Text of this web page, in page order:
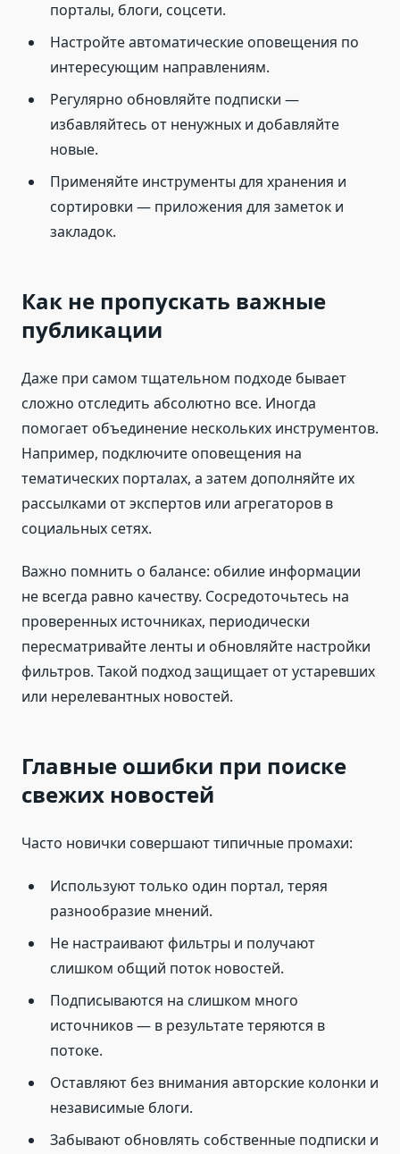
порталы, блоги, соцсети.
Настройте автоматические оповещения по
интересующим направлениям.
Регулярно обновляйте подписки —
избавляйтесь от ненужных и добавляйте
новые.
Применяйте инструменты для хранения и
сортировки — приложения для заметок и
закладок.
Как не пропускать важные
публикации
Даже при самом тщательном подходе бывает
сложно отследить абсолютно все. Иногда
помогает объединение нескольких инструментов.
Например, подключите оповещения на
тематических порталах, а затем дополняйте их
рассылками от экспертов или агрегаторов в
социальных сетях.
Важно помнить о балансе: обилие информации
не всегда равно качеству. Сосредоточьтесь на
проверенных источниках, периодически
пересматривайте ленты и обновляйте настройки
фильтров. Такой подход защищает от устаревших
или нерелевантных новостей.
Главные ошибки при поиске
свежих новостей
Часто новички совершают типичные промахи:
Используют только один портал, теряя
разнообразие мнений.
Не настраивают фильтры и получают
слишком общий поток новостей.
Подписываются на слишком много
источников — в результате теряются в
потоке.
Оставляют без внимания авторские колонки и
независимые блоги.
Забывают обновлять собственные подписки и